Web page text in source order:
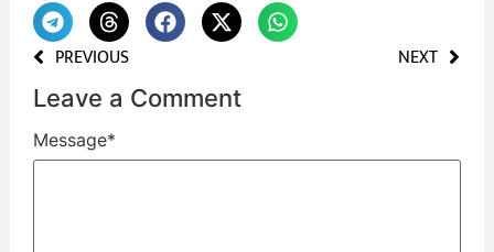
PREVIOUS NEXT
Leave a Comment
Message*